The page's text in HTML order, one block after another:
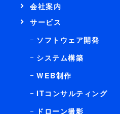
会社案内
サービス
ソフトウェア開発
システム構築
WEB制作
ITコンサルティング
ドローン撮影